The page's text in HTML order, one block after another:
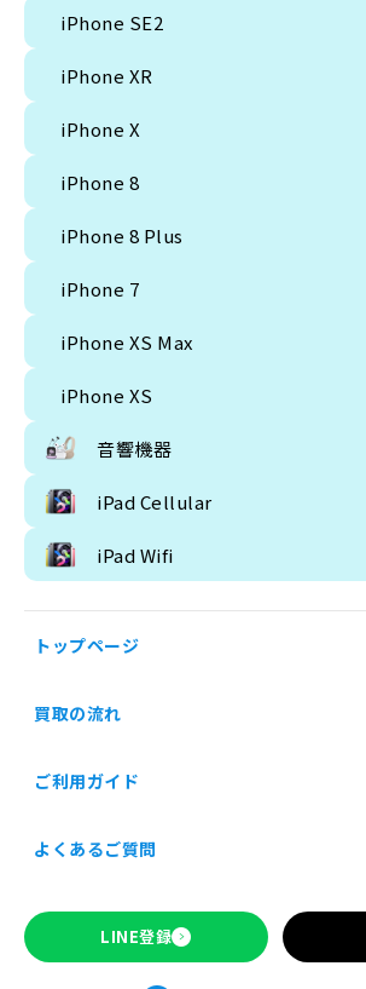
iPhone SE2
iPhone XR
iPhone X
iPhone 8
iPhone 8 Plus
iPhone 7
iPhone XS Max
iPhone XS
音響機器
iPad Cellular
iPad Wifi
トップページ
買取の流れ
ご利用ガイド
SIMロックの解除について
よくあるご質問
LINE登録
iPhone XR
iPhone X
iPhone 8
iPhone 8 Plus
iPhone 7
iPhone XS Max
iPhone XS
音響機器
iPad Cellular
iPad Wifi
トップページ
ご利用ガイド
お申し込み前の確認事項 Apple製品の買取について